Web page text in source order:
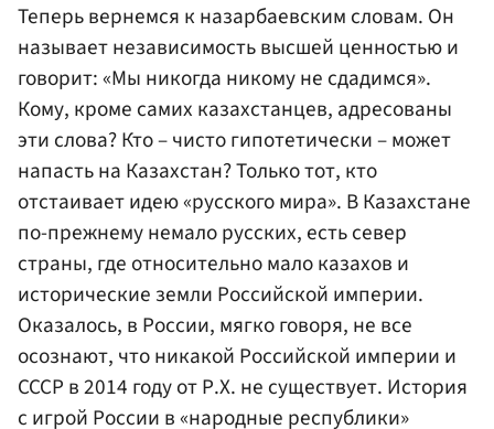
Теперь вернемся к назарбаевским словам. Он
называет независимость высшей ценностью и
говорит: «Мы никогда никому не сдадимся».
Кому, кроме самих казахстанцев, адресованы
эти слова? Кто – чисто гипотетически – может
напасть на Казахстан? Только тот, кто
отстаивает идею «русского мира». В Казахстане
по-прежнему немало русских, есть север
страны, где относительно мало казахов и
исторические земли Российской империи.
Оказалось, в России, мягко говоря, не все
осознают, что никакой Российской империи и
СССР в 2014 году от Р.Х. не существует. История
с игрой России в «народные республики»